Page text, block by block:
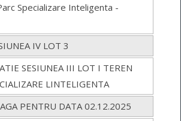
Specializare Inteligenta -
IV LOT 3
SESIUNEA III LOT I TEREN
LINTELIGENTA
PENTRU DATA 02.12.2025